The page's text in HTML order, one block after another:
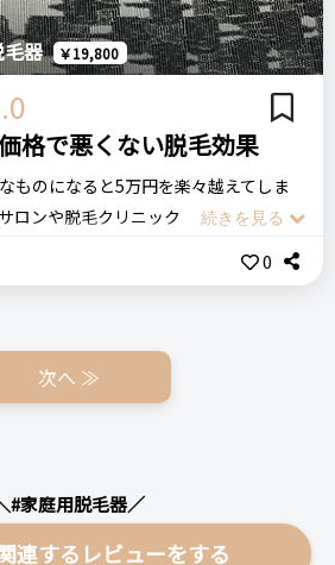
フェイシャルができる点などメリット
た
製造販売しているメーカーのため、信
場所
ップで商品を探す／
ところを照射できる
では手が届かない
こと
しない人
人におすすめ・めんどくさがりさんに
んだ理由
たが、VIOを店舗でお願いすることに
なっているので安心です。慣れてくる
すまでに少し時間がかかって面倒くさ
がついているので、モードチェンジす
できます。
週間に一回くらいで照射して１ヶ月使
回数を減らしていきましたが、１ヶ月
くなって生えるスピードも落ちまし
処理を怠ると結構目立つくらい毛が濃
が使っていくうちに自己処理の回数が
た時期がありましたが、その期間中も
ほったらかしてても全然目立たないし
毛器 ￥19,800
格で悪くない脱毛効果
ものになると5万円を楽々越えてしま
ロンや脱毛クリニックに通った方が良
この脱毛機はAmazonで2万円もしま
ろ、そこまでは脱毛効果は期待はして
数が大分減りました。この脱毛機は35
るのが素晴らしいです。照射しても照
ィーに脱毛できます。また、照射レベ
が痛みを感じる手前くらいの出力で脱毛
しいです。ちなみに、私の場合は痛み
0
次へ ≫
#家庭用脱毛器／
連するレビューをする